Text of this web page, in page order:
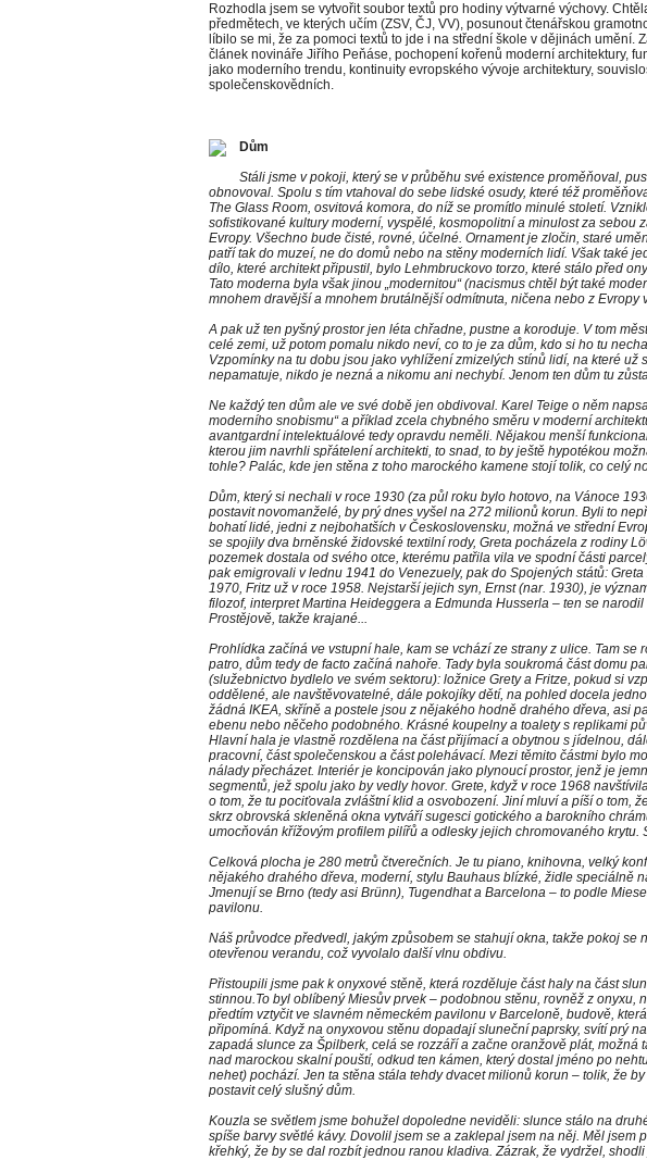
Rozhodla jsem se vytvořit soubor textů pro hodiny výtvarné výchovy.
předmětech, ve kterých učím (ZSV, ČJ, VV), posunout čtenářskou
líbilo se mi, že za pomoci textů to jde i na střední škole v dějinách umění.
článek novináře Jiřího Peňáse, pochopení kořenů moderní architektury,
jako moderního trendu, kontinuity evropského vývoje architektury,
společenskovědních.
Dům
Stáli jsme v pokoji, který se v průběhu své existence proměňoval,
obnovoval. Spolu s tím vtahoval do sebe lidské osudy, které též
The Glass Room, osvitová komora, do níž se promítlo minulé století.
sofistikované kultury moderní, vyspělé, kosmopolitní a minulost za sebou
Evropy. Všechno bude čisté, rovné, účelné. Ornament je zločin, staré
patří tak do muzeí, ne do domů nebo na stěny moderních lidí. Však také
dílo, které architekt připustil, bylo Lehmbruckovo torzo, které stálo před
Tato moderna byla však jinou „modernitou“ (nacismus chtěl být také
mnohem dravější a mnohem brutálnější odmítnuta, ničena nebo z Evropy
A pak už ten pyšný prostor jen léta chřadne, pustne a koroduje. V tom
celé zemi, už potom pomalu nikdo neví, co to je za dům, kdo si ho tu
Vzpomínky na tu dobu jsou jako vyhlížení zmizelých stínů lidí, na které už
nepamatuje, nikdo je nezná a nikomu ani nechybí. Jenom ten dům tu
Ne každý ten dům ale ve své době jen obdivoval. Karel Teige o něm
moderního snobismu“ a příklad zcela chybného směru v moderní
avantgardní intelektuálové tedy opravdu neměli. Nějakou menší
kterou jim navrhli spřátelení architekti, to snad, to by ještě hypotékou
tohle? Palác, kde jen stěna z toho marockého kamene stojí tolik, co celý
Dům, který si nechali v roce 1930 (za půl roku bylo hotovo, na Vánoce
postavit novomanželé, by prý dnes vyšel na 272 milionů korun. Byli to
bohatí lidé, jedni z nejbohatších v Československu, možná ve střední
se spojily dva brněnské židovské textilní rody, Greta pocházela z rodiny
pozemek dostala od svého otce, kterému patřila vila ve spodní části
pak emigrovali v lednu 1941 do Venezuely, pak do Spojených států:
1970, Fritz už v roce 1958. Nejstarší jejich syn, Ernst (nar. 1930), je
filozof, interpret Martina Heideggera a Edmunda Husserla – ten se
Prostějově, takže krajané...
Prohlídka začíná ve vstupní hale, kam se vchází ze strany z ulice. Tam se
patro, dům tedy de facto začíná nahoře. Tady byla soukromá část domu
(služebnictvo bydlelo ve svém sektoru): ložnice Grety a Fritze, pokud si
oddělené, ale navštěvovatelné, dále pokojíky dětí, na pohled docela
žádná IKEA, skříně a postele jsou z nějakého hodně drahého dřeva, asi
ebenu nebo něčeho podobného. Krásné koupelny a toalety s replikami
Hlavní hala je vlastně rozdělena na část přijímací a obytnou s jídelnou,
pracovní, část společenskou a část polehávací. Mezi těmito částmi bylo
nálady přecházet. Interiér je koncipován jako plynoucí prostor, jenž je
segmentů, jež spolu jako by vedly hovor. Grete, když v roce 1968
o tom, že tu pociťovala zvláštní klid a osvobození. Jiní mluví a píší o tom,
skrz obrovská skleněná okna vytváří sugesci gotického a barokního
umocňován křížovým profilem pilířů a odlesky jejich chromovaného krytu.
Celková plocha je 280 metrů čtverečních. Je tu piano, knihovna, velký
nějakého drahého dřeva, moderní, stylu Bauhaus blízké, židle speciálně
Jmenují se Brno (tedy asi Brünn), Tugendhat a Barcelona – to podle
pavilonu.
Náš průvodce předvedl, jakým způsobem se stahují okna, takže pokoj se
otevřenou verandu, což vyvolalo další vlnu obdivu.
Přistoupili jsme pak k onyxové stěně, která rozděluje část haly na část
stinnou.To byl oblíbený Miesův prvek – podobnou stěnu, rovněž z onyxu,
předtím vztyčit ve slavném německém pavilonu v Barceloně, budově,
připomíná. Když na onyxovou stěnu dopadají sluneční paprsky, svítí prý
zapadá slunce za Špilberk, celá se rozzáří a začne oranžově plát, možná
nad marockou skalní pouští, odkud ten kámen, který dostal jméno po
nehet) pochází. Jen ta stěna stála tehdy dvacet milionů korun – tolik, že
postavit celý slušný dům.
Kouzla se světlem jsme bohužel dopoledne neviděli: slunce stálo na
spíše barvy světlé kávy. Dovolil jsem se a zaklepal jsem na něj. Měl jsem
křehký, že by se dal rozbít jednou ranou kladiva. Zázrak, že vydržel,